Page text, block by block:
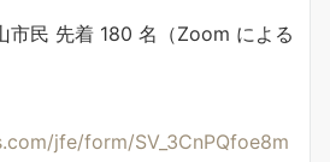
市民 先着 180 名（Zoom による
jfe/form/SV_3CnPQfoe8m